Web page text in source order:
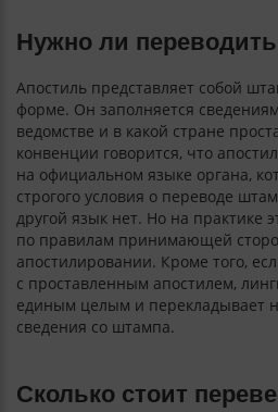
Нужно ли
Апостиль представляет собой
форме. Он заполняется
ведомстве и в какой стране
конвенции говорится, что
на официальном языке органа,
строгого условия о переводе
другой язык нет. Но на практике
по правилам принимающей
апостилировании. Кроме того,
с проставленным апостилем,
единым целым и перекладывает
сведения со штампа.
Сколько стоит